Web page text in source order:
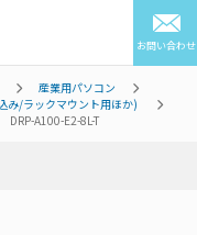
お問い合わせ
産業用パソコン
み/ラックマウント用ほか)
DRP-A100-E2-8L-T